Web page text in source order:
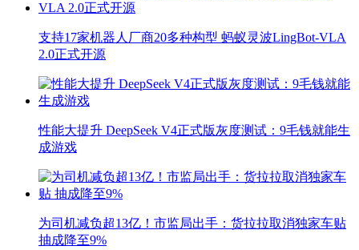
支持17家机器人厂商20多种构型 蚂蚁灵波LingBot-VLA
2.0正式开源
性能大提升 DeepSeek V4正式版灰度测试：9毛钱就能生
成游戏
为司机减负超13亿！市监局出手：货拉拉取消独家车贴
抽成降至9%